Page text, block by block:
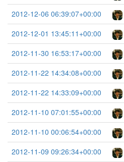
2012-12-06 06:39:07+00:00
2012-12-01 13:45:11+00:00
2012-11-30 16:53:17+00:00
2012-11-22 14:34:08+00:00
2012-11-22 14:33:09+00:00
2012-11-10 07:01:55+00:00
2012-11-10 00:06:54+00:00
2012-11-09 09:26:34+00:00